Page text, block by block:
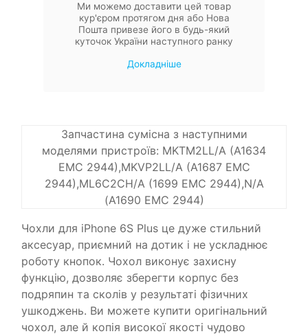
Ми можемо доставити цей товар
кур'єром протягом дня або Нова
Пошта привезе його в будь-який
куточок України наступного ранку
Докладніше
Запчастина сумісна з наступними
моделями пристроїв: MKTM2LL/A (A1634
EMC 2944),MKVP2LL/A (A1687 EMC
2944),ML6C2CH/A (1699 EMC 2944),N/A
(A1690 EMC 2944)
Чохли для iPhone 6S Plus це дуже стильний
аксесуар, приємний на дотик і не ускладнює
роботу кнопок. Чохол виконує захисну
функцію, дозволяє зберегти корпус без
подряпин та сколів у результаті фізичних
ушкоджень. Ви можете купити оригінальний
чохол, але й копія високої якості чудово